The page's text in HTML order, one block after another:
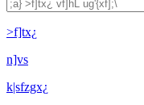
>f]tx¿
n]vs
k|sfzgx¿